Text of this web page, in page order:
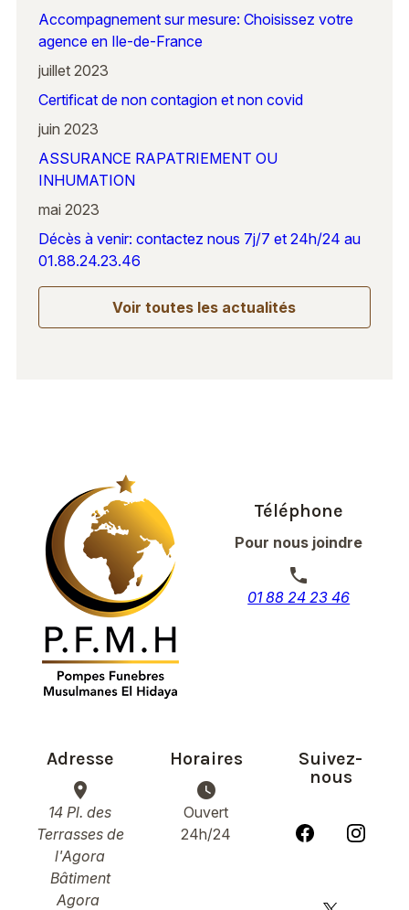
Accompagnement sur mesure: Choisissez votre
agence en Ile-de-France
juillet 2023
Certificat de non contagion et non covid
juin 2023
ASSURANCE RAPATRIEMENT OU
INHUMATION
mai 2023
Décès à venir: contactez nous 7j/7 et 24h/24 au
01.88.24.23.46
Voir toutes les actualités
Téléphone
Pour nous joindre
phone
01 88 24 23 46
Adresse
place
14 Pl. des
Terrasses de
l'Agora
Bâtiment
Agora
Horaires
watch_later
Ouvert
24h/24
Suivez-
nous